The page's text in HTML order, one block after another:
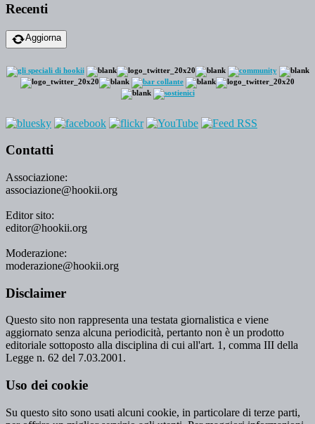
Recenti
Aggiorna
Contatti
Associazione:
associazione@hookii.org
Editor sito:
editor@hookii.org
Moderazione:
moderazione@hookii.org
Disclaimer
Questo sito non rappresenta una testata giornalistica e viene
aggiornato senza alcuna periodicità, pertanto non è un prodotto
editoriale sottoposto alla disciplina di cui all'art. 1, comma III della
Legge n. 62 del 7.03.2001.
Uso dei cookie
Su questo sito sono usati alcuni cookie, in particolare di terze parti,